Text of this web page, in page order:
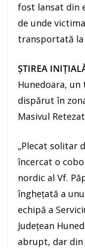
fost lansat din
de unde
transportată la
ŞTIREA
Hunedoara,
dispărut în
Masivul
„Plecat solitar
încercat o
nordic al Vf.
îngheţată a
echipă a
Judeţean
abrupt, dar